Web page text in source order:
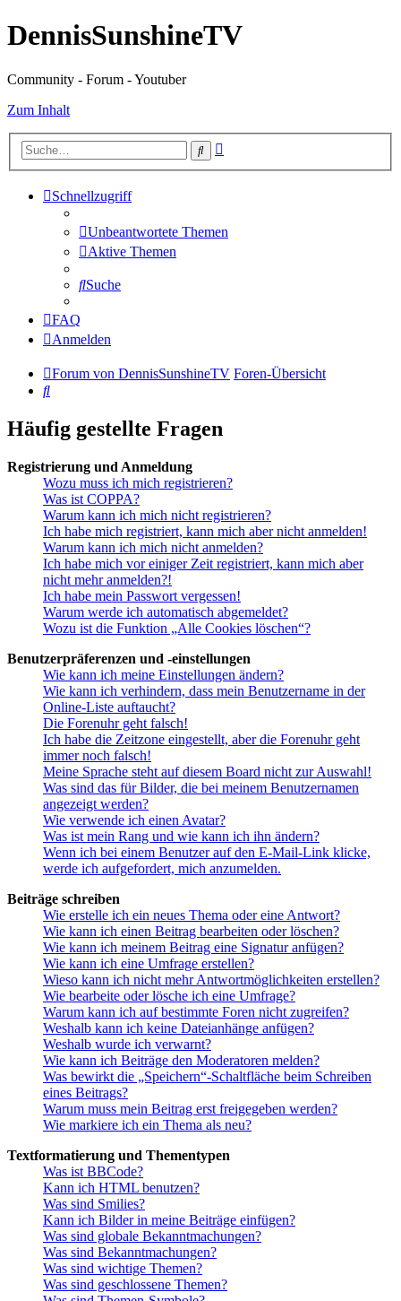
DennisSunshineTV
Community - Forum - Youtuber
Zum Inhalt
Suche
Schnellzugriff
Unbeantwortete Themen
Aktive Themen
Suche
FAQ
Anmelden
Forum von DennisSunshineTV Foren-Übersicht
Suche
Häufig gestellte Fragen
Registrierung und Anmeldung
Wozu muss ich mich registrieren?
Was ist COPPA?
Warum kann ich mich nicht registrieren?
Ich habe mich registriert, kann mich aber nicht anmelden!
Warum kann ich mich nicht anmelden?
Ich habe mich vor einiger Zeit registriert, kann mich aber
nicht mehr anmelden?!
Ich habe mein Passwort vergessen!
Warum werde ich automatisch abgemeldet?
Wozu ist die Funktion „Alle Cookies löschen“?
Benutzerpräferenzen und -einstellungen
Wie kann ich meine Einstellungen ändern?
Wie kann ich verhindern, dass mein Benutzername in der
Online-Liste auftaucht?
Die Forenuhr geht falsch!
Ich habe die Zeitzone eingestellt, aber die Forenuhr geht
immer noch falsch!
Meine Sprache steht auf diesem Board nicht zur Auswahl!
Was sind das für Bilder, die bei meinem Benutzernamen
angezeigt werden?
Wie verwende ich einen Avatar?
Was ist mein Rang und wie kann ich ihn ändern?
Wenn ich bei einem Benutzer auf den E-Mail-Link klicke,
werde ich aufgefordert, mich anzumelden.
Beiträge schreiben
Wie erstelle ich ein neues Thema oder eine Antwort?
Wie kann ich einen Beitrag bearbeiten oder löschen?
Wie kann ich meinem Beitrag eine Signatur anfügen?
Wie kann ich eine Umfrage erstellen?
Wieso kann ich nicht mehr Antwortmöglichkeiten erstellen?
Wie bearbeite oder lösche ich eine Umfrage?
Warum kann ich auf bestimmte Foren nicht zugreifen?
Weshalb kann ich keine Dateianhänge anfügen?
Weshalb wurde ich verwarnt?
Wie kann ich Beiträge den Moderatoren melden?
Was bewirkt die „Speichern“-Schaltfläche beim Schreiben
eines Beitrags?
Warum muss mein Beitrag erst freigegeben werden?
Wie markiere ich ein Thema als neu?
Textformatierung und Thementypen
Was ist BBCode?
Kann ich HTML benutzen?
Was sind Smilies?
Kann ich Bilder in meine Beiträge einfügen?
Was sind globale Bekanntmachungen?
Was sind Bekanntmachungen?
Was sind wichtige Themen?
Was sind geschlossene Themen?